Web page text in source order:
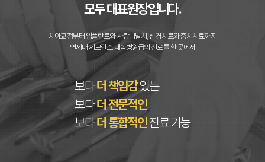
모두 대표원장입니다.
치아교정부터 임플란트와 사랑니발치, 신경치료와 충치치료까지
연세대 세브란스 대학병원급의 진료를 한 곳에서
보다더 책임감있는
보다더 전문적인
보다더 통합적인진료 가능